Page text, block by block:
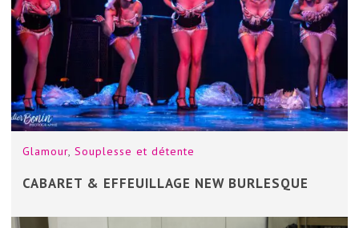
Glamour, Souplesse et détente
CABARET & EFFEUILLAGE NEW BURLESQUE